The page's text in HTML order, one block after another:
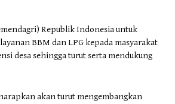
Republik Indonesia untuk
BBM dan LPG kepada masyarakat
desa sehingga turut serta mendukung
akan turut mengembangkan